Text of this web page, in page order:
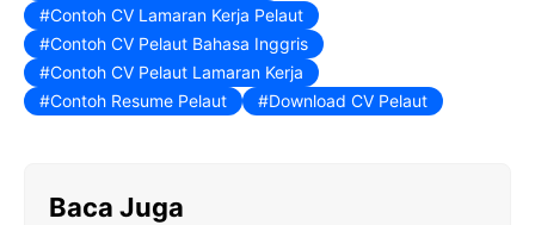
e
b
o
t
t
e
e
g
r
t
s
A
y
L
i
Contoh CV Lamaran Kerja Pelaut
Contoh CV Pelaut Bahasa Inggris
Contoh CV Pelaut Lamaran Kerja
Contoh Resume Pelaut
Download CV Pelaut
Baca Juga